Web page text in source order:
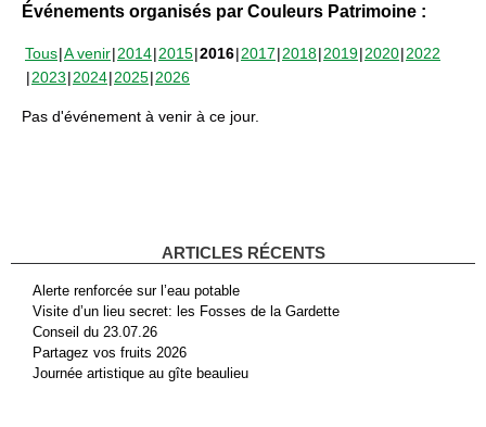
Événements organisés par Couleurs Patrimoine :
Tous A venir 2014 2015 2016 2017 2018 2019 2020 2022
2023 2024 2025 2026
Pas d'événement à venir à ce jour.
ARTICLES RÉCENTS
Alerte renforcée sur l’eau potable
Visite d’un lieu secret: les Fosses de la Gardette
Conseil du 23.07.26
Partagez vos fruits 2026
Journée artistique au gîte beaulieu